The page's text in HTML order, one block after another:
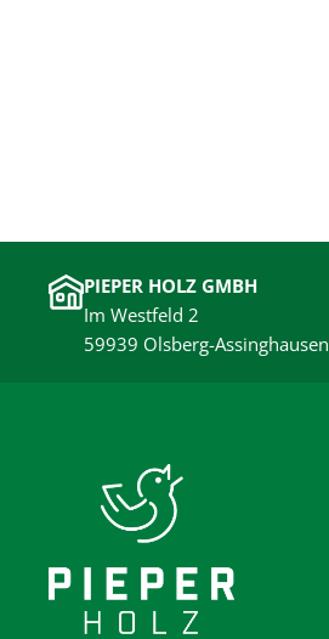
PIEPER HOLZ GMBH
Im Westfeld 2
59939 Olsberg-Assinghausen